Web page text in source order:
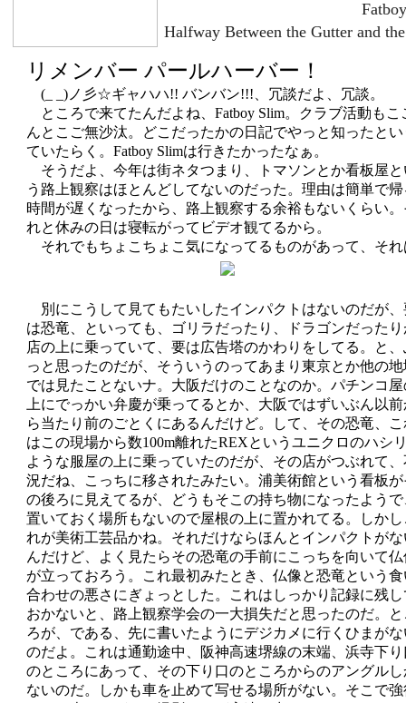
Halfway Between the Gutter and
リメンバー パールハーバー！
(_ _)ノ彡☆ギャハハ!! バンバン!!!、冗談だよ、冗談。
ところで来てたんだよね、Fatboy Slim。クラブ活動もこ
んとこご無沙汰。どこだったかの日記でやっと知ったとい
ていたらく。Fatboy Slimは行きたかったなぁ。
そうだよ、今年は街ネタつまり、トマソンとか看板屋と
う路上観察はほとんどしてないのだった。理由は簡単で帰
時間が遅くなったから、路上観察する余裕もないくらい。
れと休みの日は寝転がってビデオ観てるから。
それでもちょこちょこ気になってるものがあって、それ
別にこうして見てもたいしたインパクトはないのだが、
は恐竜、といっても、ゴリラだったり、ドラゴンだったり
店の上に乗っていて、要は広告塔のかわりをしてる。と、
っと思ったのだが、そういうのってあまり東京とか他の地
では見たことないナ。大阪だけのことなのか。パチンコ屋
上にでっかい弁慶が乗ってるとか、大阪ではずいぶん以
ら当たり前のごとくにあるんだけど。して、その恐竜、こ
はこの現場から数100m離れたREXというユニクロのハシ
ような服屋の上に乗っていたのだが、その店がつぶれて、
況だね、こっちに移されたみたい。浦美術館という看板が
の後ろに見えてるが、どうもそこの持ち物になったようで
置いておく場所もないので屋根の上に置かれてる。しかし
れが美術工芸品かね。それだけならほんとインパクトがな
んだけど、よく見たらその恐竜の手前にこっちを向いて仏
が立っておろう。これ最初みたとき、仏像と恐竜という食
合わせの悪さにぎょっとした。これはしっかり記録に残し
おかないと、路上観察学会の一大損失だと思ったのだ。と
ろが、である、先に書いたようにデジカメに行くひまがな
のだよ。これは通勤途中、阪神高速堺線の末端、浜寺下り
のところにあって、その下り口のところからのアングルし
ないのだ。しかも車を止めて写せる場所がない。そこで強